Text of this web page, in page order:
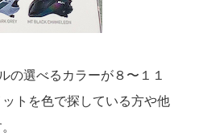
の選べるカラーが８〜１１
トを色で探している方や他